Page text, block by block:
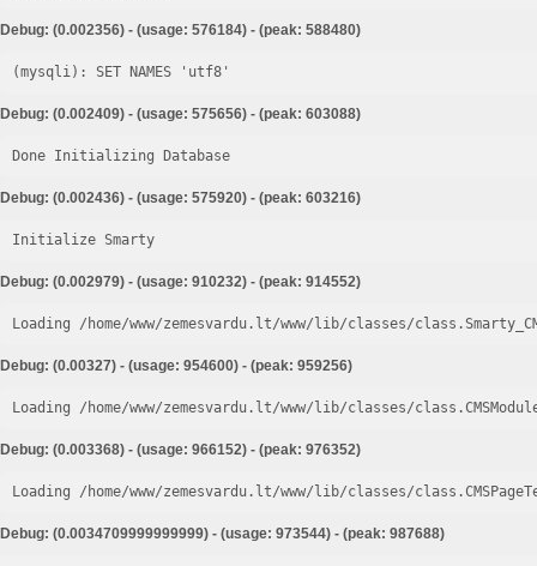
Debug: (0.002356) - (usage: 576184) - (peak: 588480)
Debug: (0.002409) - (usage: 575656) - (peak: 603088)
Done Initializing Database
Debug: (0.002436) - (usage: 575920) - (peak: 603216)
Initialize Smarty
Debug: (0.002979) - (usage: 910232) - (peak: 914552)
Loading /home/www/zemesvardu.lt/www/lib/classes/
Debug: (0.00327) - (usage: 954600) - (peak: 959256)
Loading /home/www/zemesvardu.lt/www/lib/classes/
Debug: (0.003368) - (usage: 966152) - (peak: 976352)
Loading /home/www/zemesvardu.lt/www/lib/classes/
Debug: (0.0034709999999999) - (usage: 973544) - (peak: 987688)